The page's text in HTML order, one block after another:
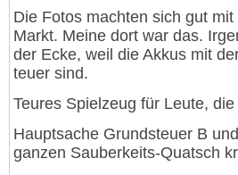
Die Fotos machten sich gut
Markt. Meine dort war das.
der Ecke, weil die Akkus mit
teuer sind.
Teures Spielzeug für Leute,
Hauptsache Grundsteuer B
ganzen Sauberkeits-Quatsch